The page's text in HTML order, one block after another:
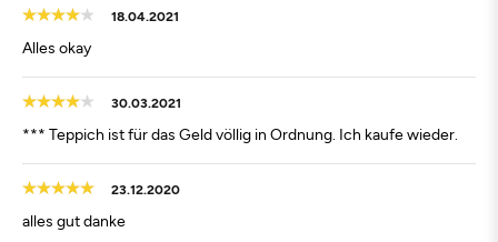
18.04.2021
Alles okay
30.03.2021
*** Teppich ist für das Geld völlig in Ordnung. Ich kaufe wieder.
23.12.2020
alles gut danke